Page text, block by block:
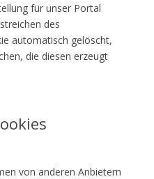
für unser Portal
des
automatisch gelöscht,
die diesen erzeugt
von anderen Anbietern